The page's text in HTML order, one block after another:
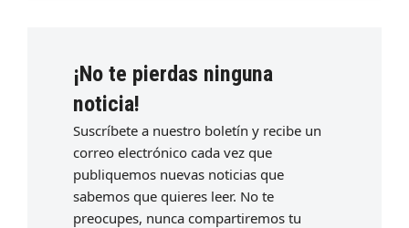
¡No te pierdas ninguna
noticia!
Suscríbete a nuestro boletín y recibe un
correo electrónico cada vez que
publiquemos nuevas noticias que
sabemos que quieres leer. No te
preocupes, nunca compartiremos tu